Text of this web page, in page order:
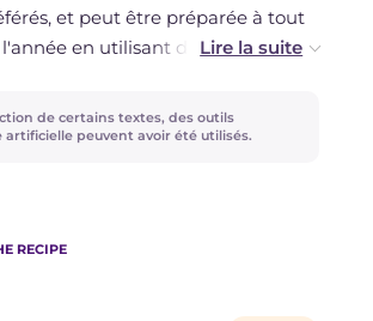
et peut être préparée à tout
en utilisant des fruits de
fromage de chèvre mi-affiné : elle
un délicieux plat unique !
de certains textes, des outils
peuvent avoir été utilisés.
RECIPE